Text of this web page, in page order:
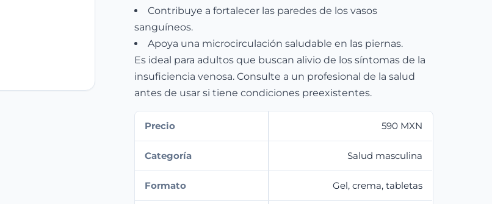
Contribuye a fortalecer las paredes de los vasos
sanguíneos.
Apoya una microcirculación saludable en las piernas.
Es ideal para adultos que buscan alivio de los síntomas de la
insuficiencia venosa. Consulte a un profesional de la salud
antes de usar si tiene condiciones preexistentes.
Precio 590 MXN
Categoría Salud masculina
Formato Gel, crema, tabletas